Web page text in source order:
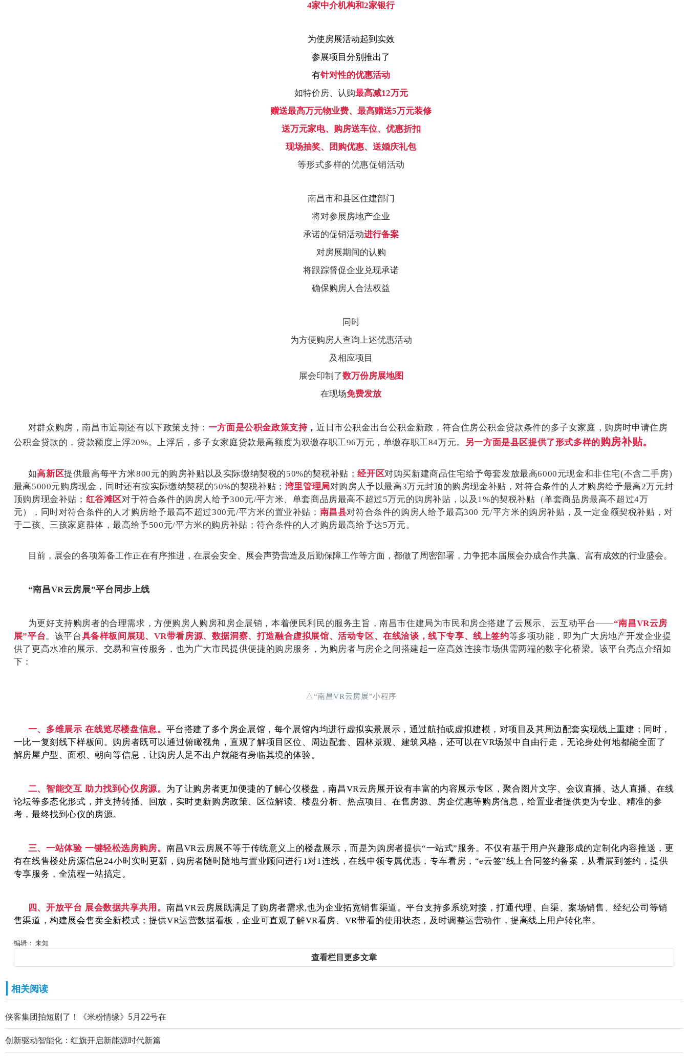
4家中介机构和2家银行
为使房展活动起到实效
参展项目分别推出了
有针对性的优惠活动
如特价房、认购最高减12万元
赠送最高万元物业费、最高赠送5万元装修
送万元家电、购房送车位、优惠折扣
现场抽奖、团购优惠、送婚庆礼包
等形式多样的优惠促销活动
南昌市和县区住建部门
将对参展房地产企业
承诺的促销活动进行备案
对房展期间的认购
将跟踪督促企业兑现承诺
确保购房人合法权益
同时
为方便购房人查询上述优惠活动
及相应项目
展会印制了数万份房展地图
在现场免费发放
对群众购房，南昌市近期还有以下政策支持： 一方面是公积金政策支持，近日市公积金出台公积金新政，符合住房公积金贷款条件的多子女家庭，购房时申请住房
公积金贷款的，贷款额度上浮20%。上浮后，多子女家庭贷款最高额度为双缴存职工96万元，单缴存职工84万元。 另一方面是县区提供了形式多样的购房补贴。
如高新区提供最高每平方米800元的购房补贴以及实际缴纳契税的50%的契税补贴；经开区对购买新建商品住宅给予每套发放最高6000元现金和非住宅(不含二手房)
最高5000元购房现金，同时还有按实际缴纳契税的50%的契税补贴； 湾里管理局对购房人予以最高3万元封顶的购房现金补贴，对符合条件的人才购房给予最高2万元封
顶购房现金补贴； 红谷滩区对于符合条件的购房人给予300元/平方米、单套商品房最高不超过5万元的购房补贴，以及 1%的契税补贴（单套商品房最高不超过4万
元），同时对符合条件的人才购房给予最高不超过300元/平方米的置业补贴； 南昌县对符合条件的购房人给予最高300 元/平方米的购房补贴，及一定金额契税补贴，对
于二孩、三孩家庭群体，最高给予500元/平方米的购房补贴；符合条件的人才购房最高给予达5万元。
目前，展会的各项筹备工作正在有序推进，在展会安全、展会声势营造及后勤保障工作等方面，都做了周密部署，力争把本届展会办成合作共赢、富有成效的行业盛会。
“南昌VR云房展”平台同步上线
为更好支持购房者的合理需求，方便购房人购房和房企展销，本着便民利民的服务主旨，南昌市住建局为市民和房企搭建了云展示、云互动平台——“南昌VR云房
展”平台。该平台具备样板间展现、 VR带看房源、数据洞察、打造融合虚拟展馆、活动专区、在线洽谈，线下专享、线上签约等多项功能，即为广大房地产开发企业提
供了更高水准的展示、交易和宣传服务，也为广大市民提供便捷的购房服务，为购房者与房企之间搭建起一座高效连接市场供需两端的数字化桥梁。该平台亮点介绍如
下：
△“南昌VR云房展”小程序
一、多维展示 在线览尽楼盘信息。 平台搭建了多个房企展馆，每个展馆内均进行虚拟实景展示，通过航拍或虚拟建模，对项目及其周边配套实现线上重建；同时，
一比一复刻线下样板间。购房者既可以通过俯瞰视角，直观了解项目区位、周边配套、园林景观、建筑风格，还可以在VR场景中自由行走，无论身处何地都能全面了
解房屋户型、面积、朝向等信息，让购房人足不出户就能有身临其境的体验。
二、智能交互 助力找到心仪房源。 为了让购房者更加便捷的了解心仪楼盘，南昌VR云房展开设有丰富的内容展示专区，聚合图片文字、会议直播、达人直播、在线
论坛等多态化形式，并支持转播、回放，实时更新购房政策、区位解读、楼盘分析、热点项目、在售房源、房企优惠等购房信息，给置业者提供更为专业、精准的参
考，最终找到心仪的房源。
三、一站体验 一键轻松选房购房。 南昌VR云房展不等于传统意义上的楼盘展示，而是为购房者提供“一站式”服务。不仅有基于用户兴趣形成的定制化内容推送，更
有在线售楼处房源信息24小时实时更新，购房者随时随地与置业顾问进行1对1连线，在线申领专属优惠，专车看房，“e云签”线上合同签约备案，从看展到签约，提供
专享服务，全流程一站搞定。
四、开放平台 展会数据共享共用。 南昌VR云房展既满足了购房者需求,也为企业拓宽销售渠道。平台支持多系统对接，打通代理、自渠、案场销售、经纪公司等销
售渠道，构建展会售卖全新模式；提供VR运营数据看板，企业可直观了解VR看房、 VR带看的使用状态，及时调整运营动作，提高线上用户转化率。
编辑： 未知
查看栏目更多文章
相关阅读
侠客集团拍短剧了！《米粉情缘》5月22号在
创新驱动智能化：红旗开启新能源时代新篇